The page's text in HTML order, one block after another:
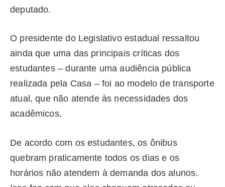
deputado.
O presidente do Legislativo estadual ressaltou
ainda que uma das principais críticas dos
estudantes – durante uma audiência pública
realizada pela Casa – foi ao modelo de transporte
atual, que não atende às necessidades dos
acadêmicos.
De acordo com os estudantes, os ônibus
quebram praticamente todos os dias e os
horários não atendem à demanda dos alunos.